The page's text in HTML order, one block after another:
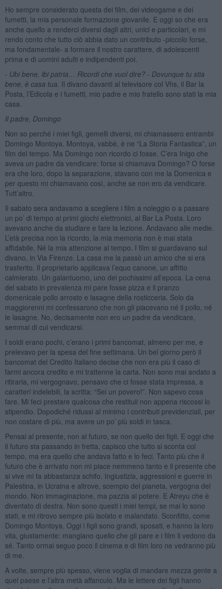
Ho sempre considerato questa dei film, dei videogame e dei
fumetti, la mia personale formazione giovanile. E oggi so che era
anche quello a renderci diversi dagli altri, unici e particolari, e mi
rendo conto che tutto ciò abbia dato un contributo -piccolo forse,
ma fondamentale- a formare il nostro carattere, di adolescenti
prima e di uomini adulti e indipendenti poi.
- Ubi bene, ibi patria… Ricordi che vuol dire? - Dovunque tu stia
bene, è casa tua . Il divano davanti al televisore col Vhs, il Bar la
Posta, l’Edicola e i fumetti, mio padre e mio fratello sono stati la mia
casa.
Il padre, Domingo
Non so perché i miei figli, gemelli diversi, mi chiamassero entrambi
Domingo Montoya. Montoya, vabbè, è ne “La Storia Fantastica”, un
film del tempo. Ma Domingo non ricordo ci fosse. C’era Inigo che
aveva un padre da vendicare: forse si chiamava Domingo? O forse
era che loro, dopo la separazione, stavano con me la Domenica e
per questo mi chiamavano così, anche se non ero da vendicare.
Tutt’altro.
Il sabato sera andavamo a scegliere i film a noleggio o a passare
un po’ di tempo ai primi giochi elettronici, al Bar La Posta. Loro
avevano anche da studiare e fare la lezione. Andavano alle medie.
L’età precisa non la ricordo, la mia memoria non è mai stata
affidabile. Né la mia attenzione al tempo. I film si guardavano sul
divano, in Via Firenze. La casa me la passò un amico che si era
trasferito. Il proprietario applicava l’equo canone, un affitto
calmierato. Un galantuomo, uno dei pochissimi all’epoca. La cena
del sabato in prevalenza mi pare fosse pizza e il pranzo
domenicale pollo arrosto e lasagne della rosticceria. Solo da
maggiorenni mi confessarono che non gli piacevano né il pollo, né
le lasagne. No, decisamente non ero un padre da vendicare,
semmai di cui vendicarsi.
I soldi erano pochi, c’erano i primi bancomat, almeno per me, e
prelevavo per la spesa del fine settimana. Un bel giorno però il
bancomat del Credito Italiano decise che non era più il caso di
farmi ancora credito e mi trattenne la carta. Non sono mai andato a
ritirarla, mi vergognavo, pensavo che ci fosse stata impressa, a
caratteri indelebili, la scritta: “Sei un povero!”. Non sapevo cosa
fare. Mi feci prestare qualcosa che restituii non appena riscossi lo
stipendio. Dopodiché ridussi al minimo i contributi previdenziali, per
non costare di più, ma avere un po’ più soldi in tasca.
Pensai al presente, non al futuro, se non quello dei figli. E oggi che
il futuro sta passando in fretta, capisco che tutto si sconta col
tempo, ma era quello che andava fatto e lo feci. Tanto più che il
futuro che è arrivato non mi piace nemmeno tanto e il presente che
si vive mi fa abbastanza schifo. Ingiustizia, aggressioni e guerre in
Palestina, in Ucraina e altrove, scempio del pianeta, vergogna del
mondo. Non immaginazione, ma pazzia al potere. E Atreyu che è
diventato di destra. Non sono questi i miei tempi, se mai lo sono
stati, e mi ritrovo sempre più isolato e malandato. Sconfitto, come
Domingo Montoya. Oggi i figli sono grandi, sposati, e hanno la loro
vita, giustamente: mangiano quello che gli pare e i film li vedono da
sé. Tanto ormai seguo poco il cinema e di film loro ne vedranno più
di me.
A volte, sempre più spesso, viene voglia di mandare mezza gente a
quel paese e l’altra metà affanculo. Ma le lettere dei figli hanno